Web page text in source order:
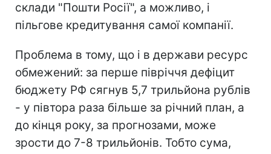
склади "Пошти Росії", а можливо, і
пільгове кредитування самої компанії.
Проблема в тому, що і в держави ресурс
обмежений: за перше півріччя дефіцит
бюджету РФ сягнув 5,7 трильйона рублів
- у півтора раза більше за річний план, а
до кінця року, за прогнозами, може
зрости до 7-8 трильйонів. Тобто сума,